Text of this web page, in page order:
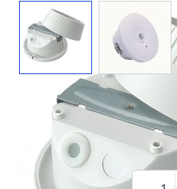
View larger image
View
220 V 180 lm
44,95 € Menge